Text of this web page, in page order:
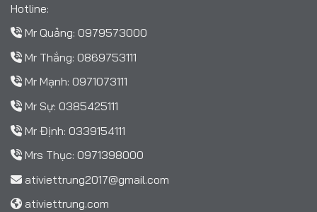
Hotline:
Mr Quảng: 0979573000
Mr Thắng: 0869753111
Mr Mạnh: 0971073111
Mr Sự: 0385425111
Mr Định: 0339154111
Mrs Thục: 0971398000
ativiettrung2017@gmail.com
ativiettrung.com